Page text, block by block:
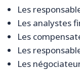
Les
Les analystes
Les
Les
Les